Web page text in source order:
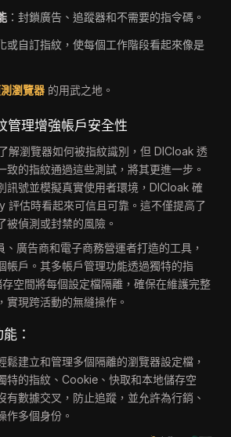
：封鎖廣告、追蹤器和不需要的指令碼。
或自訂指紋，使每個工作階段看起來像是
瀏覽器 的用武之地。
管理增強帳戶安全性
解瀏覽器如何被指紋識別，但 DICloak 透
致的指紋通過這些測試，將其更進一步。
訊號並模擬真實使用者環境，DICloak 確
評估時看起來可信且可靠。這不僅提高了
被偵測或封禁的風險。
廣告商和電子商務營運者打造的工具，
帳戶。其多帳戶管理功能透過獨特的指
空間將每個設定檔隔離，確保在維護完整
實現跨活動的無縫操作。
：
鬆建立和管理多個隔離的瀏覽器設定檔，
特的指紋、Cookie、快取和本地儲存空
有數據交叉，防止追蹤，並允許為行銷、
作多個身份。